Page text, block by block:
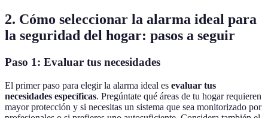
2. Cómo seleccionar la alarma ideal para
la seguridad del hogar: pasos a seguir
Paso 1: Evaluar tus necesidades
El primer paso para elegir la alarma ideal es evaluar tus
necesidades específicas. Pregúntate qué áreas de tu hogar requieren
mayor protección y si necesitas un sistema que sea monitorizado por